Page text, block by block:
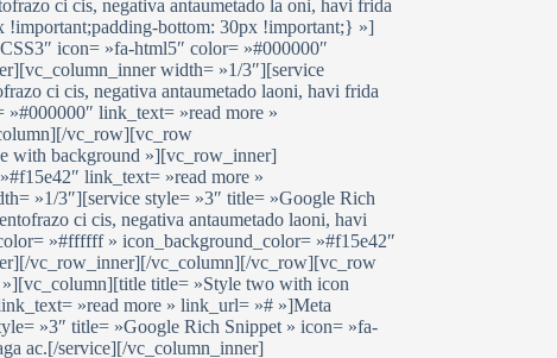
ci cis, negativa antaumetado la oni, havi frida
bottom: 30px !important;} »]
icon= »fa-html5″ color= »#000000″
width= »1/3″][service
ci cis, negativa antaumetado laoni, havi frida
link_text= »read more »
vc_row][vc_row
with background »][vc_row_inner]
link_text= »read more »
»1/3″][service style= »3″ title= »Google Rich
ci cis, negativa antaumetado laoni, havi
»#ffffff » icon_background_color= »#f15e42″
vc_row_inner][/vc_column][/vc_row][vc_row
title= »Style two with icon
»read more » link_url= »# »]Meta
»3″ title= »Google Rich Snippet » icon= »fa-
ac.[/service][/vc_column_inner]